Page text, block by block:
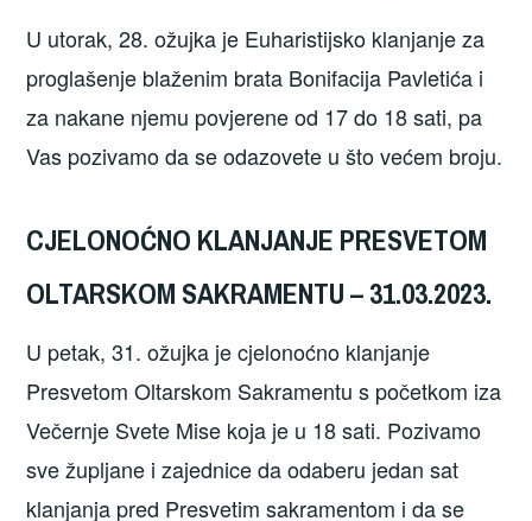
U utorak, 28. ožujka je Euharistijsko klanjanje za
proglašenje blaženim brata Bonifacija Pavletića i
za nakane njemu povjerene od 17 do 18 sati, pa
Vas pozivamo da se odazovete u što većem broju.
CJELONOĆNO KLANJANJE PRESVETOM
OLTARSKOM SAKRAMENTU – 31.03.2023.
U petak, 31. ožujka je cjelonoćno klanjanje
Presvetom Oltarskom Sakramentu s početkom iza
Večernje Svete Mise koja je u 18 sati. Pozivamo
sve župljane i zajednice da odaberu jedan sat
klanjanja pred Presvetim sakramentom i da se